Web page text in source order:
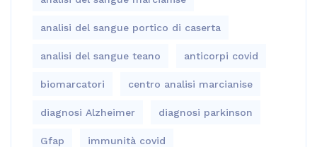
analisi del sangue portico di caserta
analisi del sangue teano anticorpi covid
biomarcatori centro analisi marcianise
diagnosi Alzheimer diagnosi parkinson
Gfap immunità covid